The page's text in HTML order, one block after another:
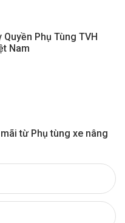
Phụ Tùng TVH
Nam
từ Phụ tùng xe nâng